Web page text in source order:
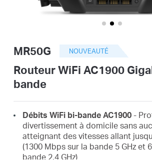
Français
MR50G NOUVEAUTÉ
Routeur WiFi AC1900
bande
Débits WiFi bi-bande AC1900-
divertissement à domicile sans
atteignant des vitesses allant
(1300 Mbps sur la bande 5 GHz et
bande 2,4 GHz)